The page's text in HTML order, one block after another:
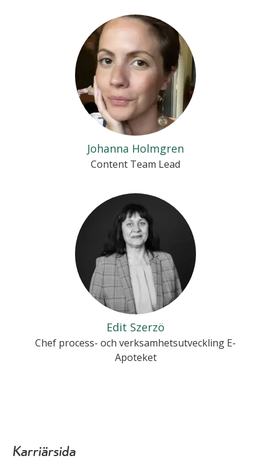
Johanna Holmgren
Content Team Lead
Edit Szerzö
Chef process- och verksamhetsutveckling E-
Apoteket
Karriärsida